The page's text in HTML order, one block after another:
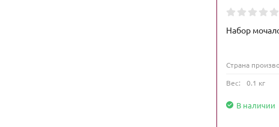
Набор
Страна
Вес:
0.1 кг
В наличии